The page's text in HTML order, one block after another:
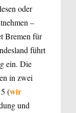
oder
–
Bremen für
führt
ein. Die
in zwei
(wir
und